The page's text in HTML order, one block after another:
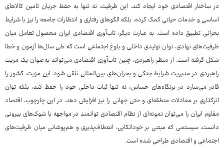
در ساختار اقتصادی خود ایجاد کند. این ظرفیت، نه تنها به حفظ جریان تامین کالاهای
اساسی و خدمات حیاتی کمک کرده، بلکه الگوهای رفتاری و انتظارات جامعه را نیز با شرایط
بحرانی تطبیق داده است. به عبارت دیگر، تاب‌آوری اقتصادی ایران محصول تعامل میان
ظرفیت‌های نهادی، توان تولیدی داخلی و بلوغ اجتماعی است که طی سال‌ها آزمون و خطا
شکل گرفته است. از منظر راهبردی، چنین تاب‌آوری اقتصادی می‌تواند به‌عنوان یک مزیت
راهبردی در مدیریت شرایط جنگی و بحران‌های بین‌المللی تلقی شود. این مزیت، کشور را
قادر می‌سازد در بزنگاه‌های حساس، نه تنها ثبات داخلی خود را حفظ کند، بلکه توان
اثرگذاری بر معادلات منطقه‌ای و حتی جهانی را نیز افزایش دهد. در این چارچوب، اقتصاد
مقاوم ایران را می‌توان نمونه‌ای از نظام اقتصادی توانمند در مواجهه با شوک‌های بیرونی
دانست، سیستمی که مبتنی بر خوداتکایی، انعطاف‌پذیری و هم‌پوشانی میان ظرفیت‌های
اجتماعی و اقتصادی طراحی شده است.